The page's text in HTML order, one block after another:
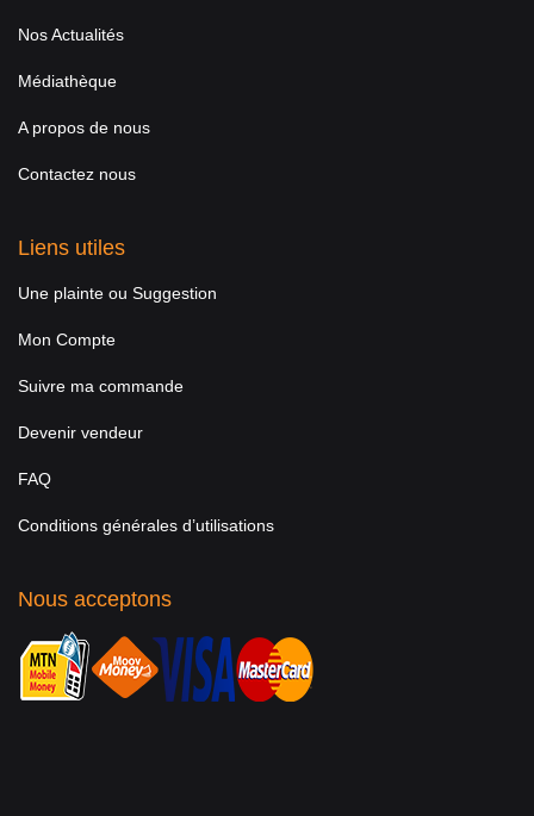
Nos Actualités
Médiathèque
A propos de nous
Contactez nous
Liens utiles
Une plainte ou Suggestion
Mon Compte
Suivre ma commande
Devenir vendeur
FAQ
Conditions générales d’utilisations
Nous acceptons